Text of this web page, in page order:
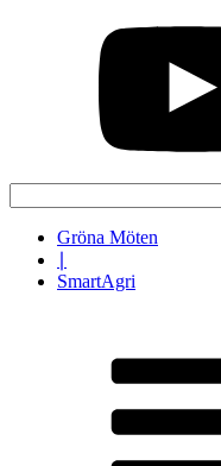
efter:
Gröna Möten
SmartAgri